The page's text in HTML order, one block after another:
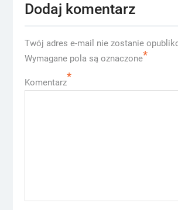
Dodaj komentarz
Twój adres e-mail nie zostanie
Wymagane pola są oznaczone*
Komentarz*